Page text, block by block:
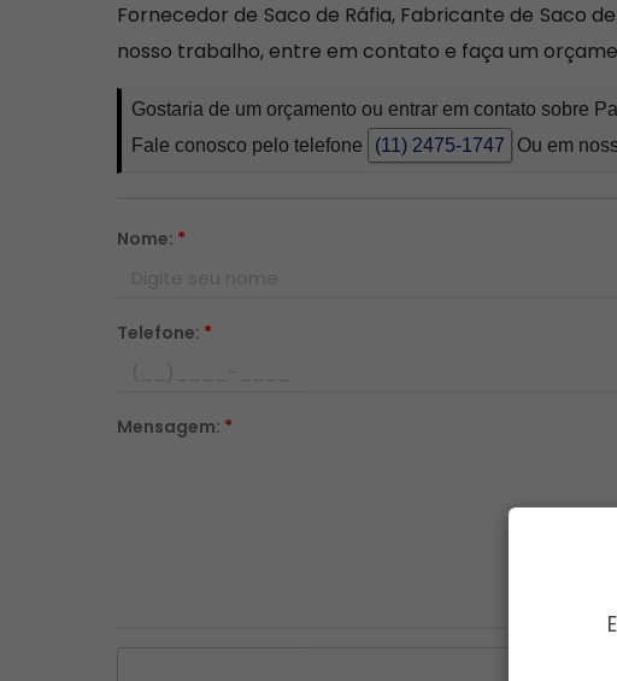
Fornecedor de Saco de Ráfia, Fabricante de Saco
nosso trabalho, entre em contato e faça um
Gostaria de um orçamento ou entrar em contato sobre
Fale conosco pelo telefone
(11) 2475-1747 Ou em
Nome: *
Telefone: *
Mensagem: *